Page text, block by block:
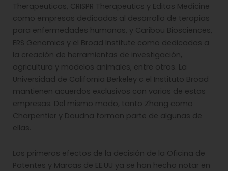
Therapeuticas, CRISPR Therapeutics y Editas Medicine
como empresas dedicadas al desarrollo de terapias
para enfermedades humanas, y Caribou Biosciences,
ERS Genomics y el Broad Institute como dedicadas a
la creación de herramientas de investigación,
agricultura y modelos animales, entre otros. La
Universidad de California Berkeley c el Instituto Broad
mantienen acuerdos exclusivos con varias de estas
empresas. Del mismo modo, tanto Zhang como
Charpentier y Doudna forman parte de algunas de
ellas.
Los primeros efectos de la decisión de la Oficina de
Patentes y Marcas de EE.UU ya se han hecho notar en